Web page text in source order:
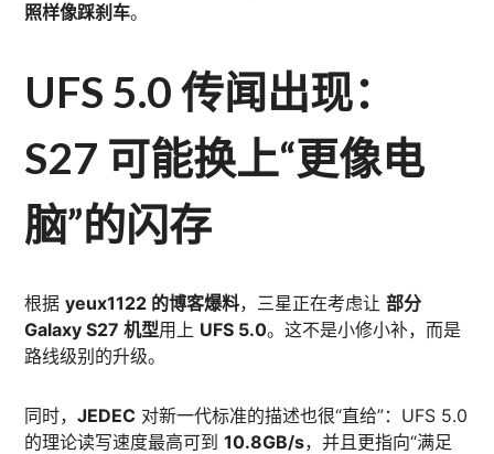
照样像踩刹车。
UFS 5.0 传闻出现：
S27 可能换上“更像电
脑”的闪存
根据yeux1122 的博客爆料，三星正在考虑让部分
Galaxy S27 机型用上 UFS 5.0。这不是小修小补，而是
路线级别的升级。
同时，JEDEC 对新一代标准的描述也很“直给”：UFS 5.0
的理论读写速度最高可到10.8GB/s，并且更指向“满足